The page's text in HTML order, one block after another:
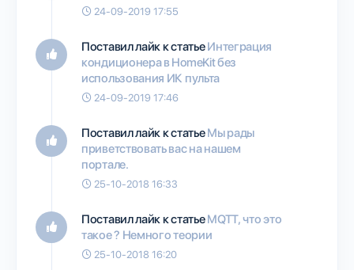
24-09-2019 17:55
Поставил лайк к статьеИнтеграция
кондиционера в HomeKit без
использования ИК пульта
24-09-2019 17:46
Поставил лайк к статьеМы рады
приветствовать вас на нашем
портале.
25-10-2018 16:33
Поставил лайк к статьеMQTT, что это
такое ? Немного теории
25-10-2018 16:20